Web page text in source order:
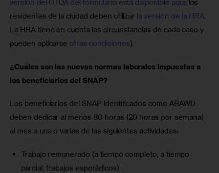
versión del OTDA del formulario está disponible aquí; los
residentes de la ciudad deben utilizar la versión de la HRA.
La HRA tiene en cuenta las circunstancias de cada caso y
pueden aplicarse otras condiciones).
¿Cuáles son las nuevas normas laborales impuestas a
los beneficiarios del SNAP?
Los beneficiarios del SNAP identificados como ABAWD
deben dedicar al menos 80 horas (20 horas por semana)
al mes a una o varias de las siguientes actividades:
Trabajo remunerado (a tiempo completo, a tiempo
parcial, trabajos esporádicos)